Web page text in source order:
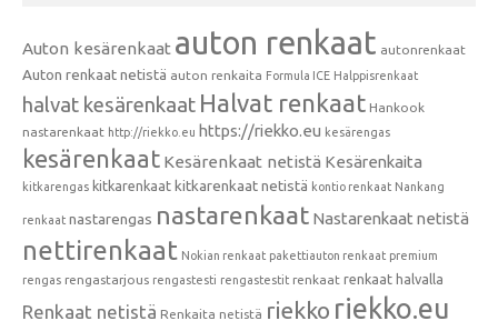
Auton kesärenkaat auton renkaat autonrenkaat
Auton renkaat netistä auton renkaita Formula ICE Halppisrenkaat
halvat kesärenkaat Halvat renkaat Hankook
nastarenkaat http://riekko.eu https://riekko.eu kesärengas
kesärenkaat Kesärenkaat netistä Kesärenkaita
kitkarengas kitkarenkaat kitkarenkaat netistä kontio renkaat Nankang
renkaat nastarengas nastarenkaat Nastarenkaat netistä
nettirenkaat Nokian renkaat pakettiauton renkaat premium
rengas rengastarjous rengastesti rengastestit renkaat renkaat halvalla
Renkaat netistä Renkaita netistä riekko riekko.eu